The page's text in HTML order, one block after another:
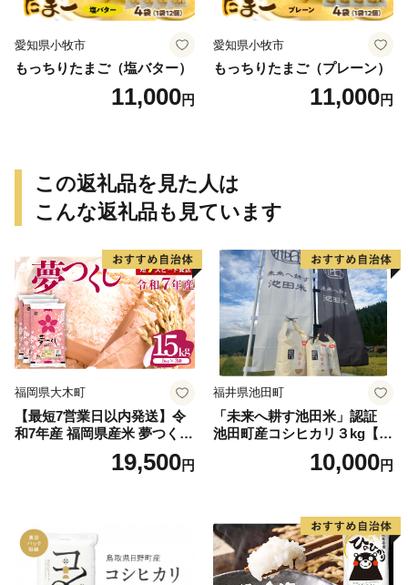
愛知県小牧市
もっちりたまご（塩バター）
11,000円
愛知県小牧市
もっちりたまご（プレーン）
11,000円
この返礼品を見た人は
こんな返礼品も見ています
福岡県大木町
【最短7営業日以内発送】令
和7年産 福岡県産米 夢つくし
15kg 精米 ※北海道・沖縄・
19,500円
福井県池田町
「未来へ耕す池田米」認証
池田町産コシヒカリ３kg【お
1人様につき３セットまで】
10,000円